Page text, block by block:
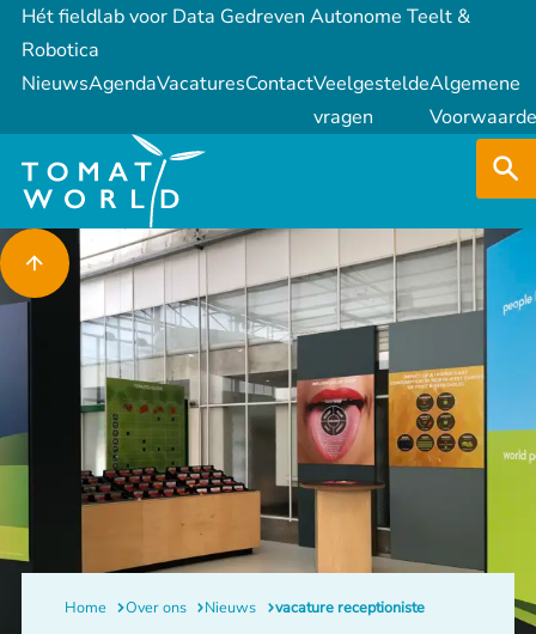
Hét fieldlab voor Data Gedreven Autonome Teelt &
Robotica
NieuwsAgendaVacaturesContactVeelgestelde
vragen
Algemene
Home Over ons Nieuws vacature receptioniste